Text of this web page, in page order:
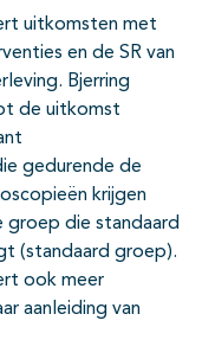
uitkomsten met
en de SR van
Bjerring
de uitkomst
gedurende de
krijgen
groep die standaard
(standaard groep).
ook meer
aanleiding van